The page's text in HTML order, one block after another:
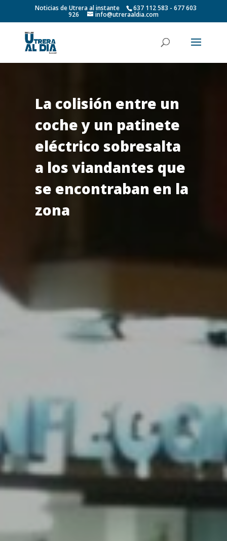
Noticias de Utrera al instante 637 112 583 - 677 603
926 info@utreraaldia.com
La colisión entre un
coche y un patinete
eléctrico sobresalta
a los viandantes que
se encontraban en la
zona